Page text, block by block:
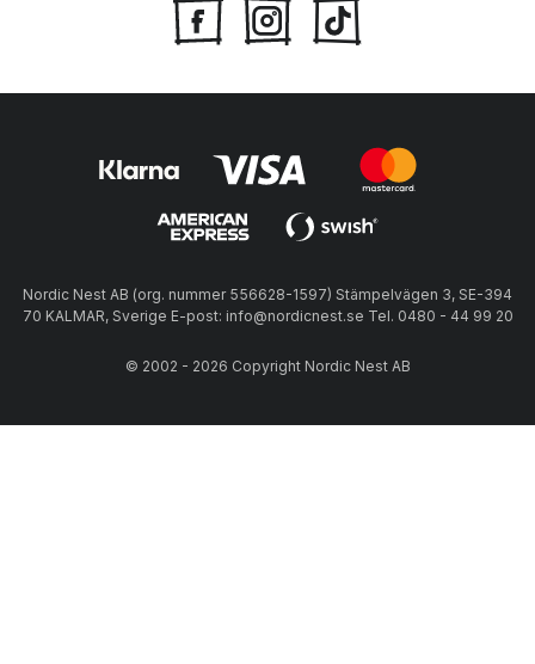
Nordic Nest AB (org. nummer 556628-1597) Stämpelvägen 3, SE-394
70 KALMAR, Sverige E-post: info@nordicnest.se Tel. 0480 - 44 99 20
© 2002 - 2026 Copyright Nordic Nest AB